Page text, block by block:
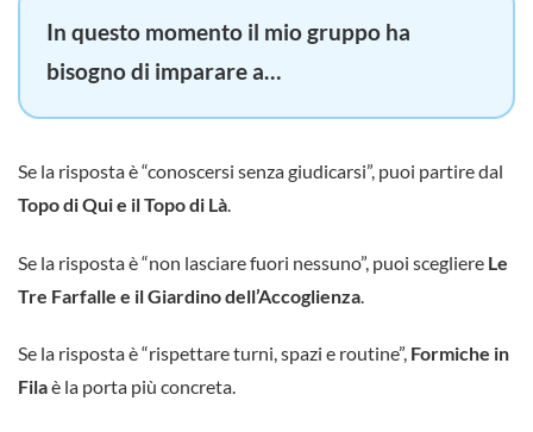
In questo momento il mio gruppo ha
bisogno di imparare a…
Se la risposta è “conoscersi senza giudicarsi”, puoi partire dal
Topo di Qui e il Topo di Là
Se la risposta è “non lasciare fuori nessuno”, puoi scegliere Le
Tre Farfalle e il Giardino dell’Accoglienza
Se la risposta è “rispettare turni, spazi e routine”, Formiche in
Filaè la porta più concreta.